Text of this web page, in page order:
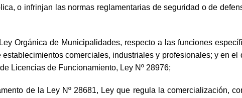
o infrinjan las normas reglamentarias de seguridad o de
Orgánica de Municipalidades, respecto a las funciones
comerciales, industriales y profesionales; y en el
Licencias de Funcionamiento, Ley Nº 28976;
de la Ley Nº 28681, Ley que regula la comercialización,